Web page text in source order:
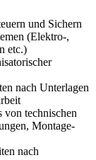
und Sichern
(Elektro-,
etc.)
nach Unterlagen
von technischen
Montage-
nach